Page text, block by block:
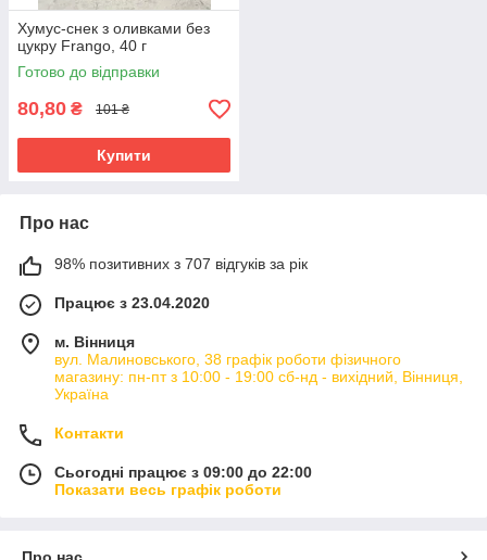
Хумус-снек з оливками без
цукру Frango, 40 г
Готово до відправки
80,80 ₴ 101 ₴
Купити
Про нас
98% позитивних з 707 відгуків за рік
Працює з 23.04.2020
м. Вінниця
вул. Малиновського, 38 графік роботи фізичного
магазину: пн-пт з 10:00 - 19:00 сб-нд - вихідний, Вінниця,
Україна
Контакти
Сьогодні працює з 09:00 до 22:00
Показати весь графік роботи